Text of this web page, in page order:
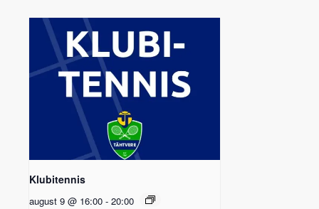
Klubitennis
august 9 @ 16:00 - 20:00